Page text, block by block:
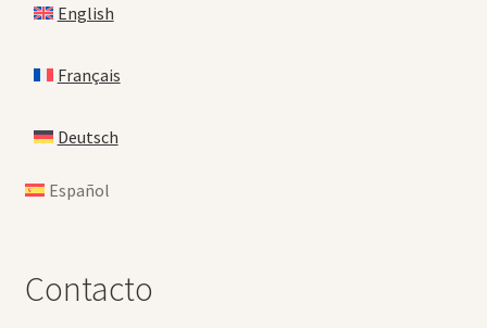
English
Français
Deutsch
Español
Contacto